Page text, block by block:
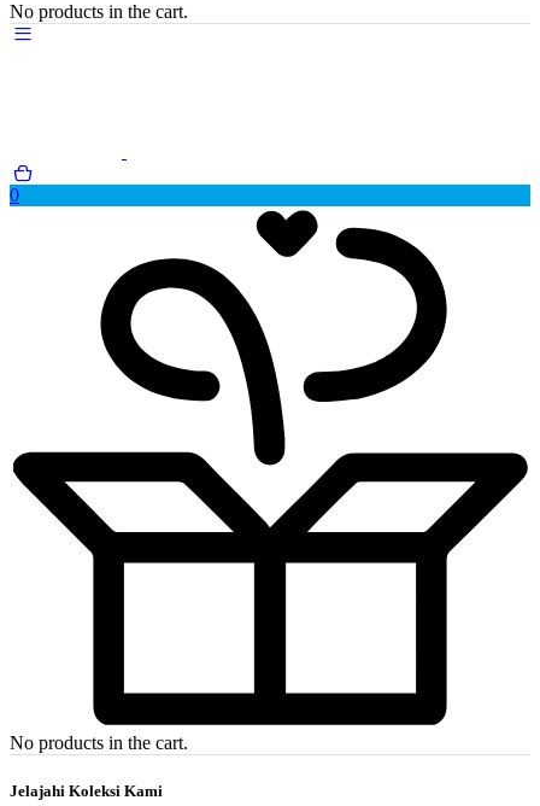
No products in the cart.
0
No products in the cart.
Jelajahi Koleksi Kami